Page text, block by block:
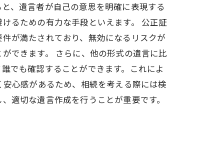
、遺言者が自己の意思を明確に表現する
るための有力な手段といえます。 公正証
が満たされており、無効になるリスクが
できます。 さらに、他の形式の遺言に比
でも確認することができます。これによ
心感があるため、相続を考える際には検
適切な遺言作成を行うことが重要です。